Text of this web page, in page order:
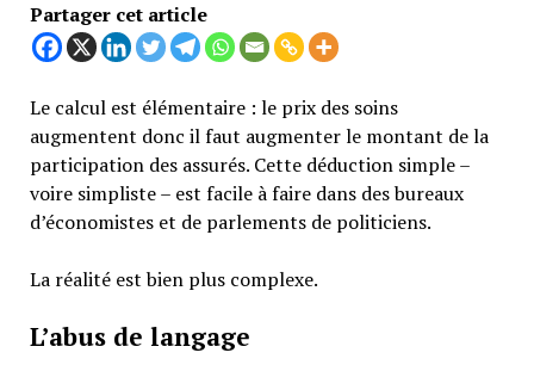
Partager cet article
Le calcul est élémentaire : le prix des soins
augmentent donc il faut augmenter le montant de la
participation des assurés. Cette déduction simple –
voire simpliste – est facile à faire dans des bureaux
d’économistes et de parlements de politiciens.
La réalité est bien plus complexe.
L’abus de langage